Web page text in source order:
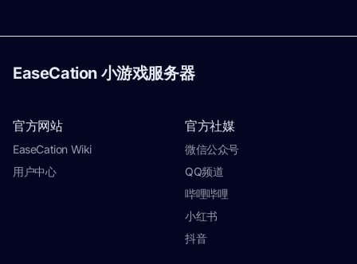
EaseCation 小游戏服务器
官方网站
EaseCation Wiki
用户中心
官方社媒
微信公众号
QQ频道
哔哩哔哩
小红书
抖音